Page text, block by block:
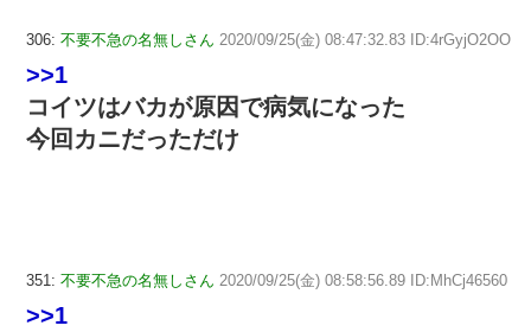
306: 不要不急の名無しさん 2020/09/25(金) 08:47:32.83 ID:4rGyjO2OO
>>1
コイツはバカが原因で病気になった
今回カニだっただけ
351: 不要不急の名無しさん 2020/09/25(金) 08:58:56.89 ID:MhCj46560
>>1